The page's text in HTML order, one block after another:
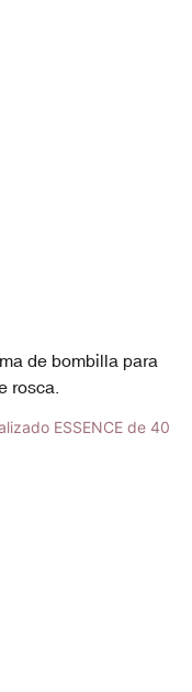
de bombilla para
rosca.